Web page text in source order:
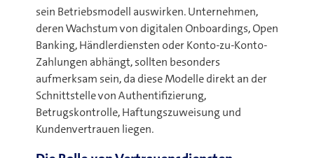
sein Betriebsmodell auswirken. Unternehmen,
deren Wachstum von digitalen Onboardings, Open
Banking, Händlerdiensten oder Konto-zu-Konto-
Zahlungen abhängt, sollten besonders
aufmerksam sein, da diese Modelle direkt an der
Schnittstelle von Authentifizierung,
Betrugskontrolle, Haftungszuweisung und
Kundenvertrauen liegen.